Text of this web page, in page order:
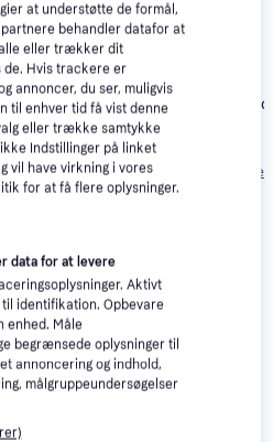
Palo
True
In-Ear
3.3
kr.
3 betalinger af
kr.
Urbanista Palo
Eller 3 betalinger
133 kr.
Beam 2 Pink er 799 kr.
hos 1 butik.
at understøtte de formål,
behandler datafor at
eller trækker dit
de. Hvis trackere er
annoncer, du ser, muligvis
til enhver tid få vist denne
eller trække samtykke
Indstillinger på linket
vil have virkning i vores
for at få flere oplysninger.
data for at levere
Aktivt
identifikation. Opbevare
enhed. Måle
begrænsede oplysninger til
annoncering og indhold,
målgruppeundersøgelser